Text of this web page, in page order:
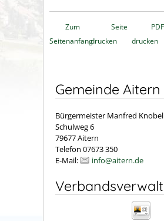
Zum
Seitenanfang
Seite
drucken
PDF
drucken
Gemeinde Aitern
Bürgermeister Manfred Knobel
Schulweg 6
79677 Aitern
Telefon 07673 350
E-Mail:
info@aitern.de